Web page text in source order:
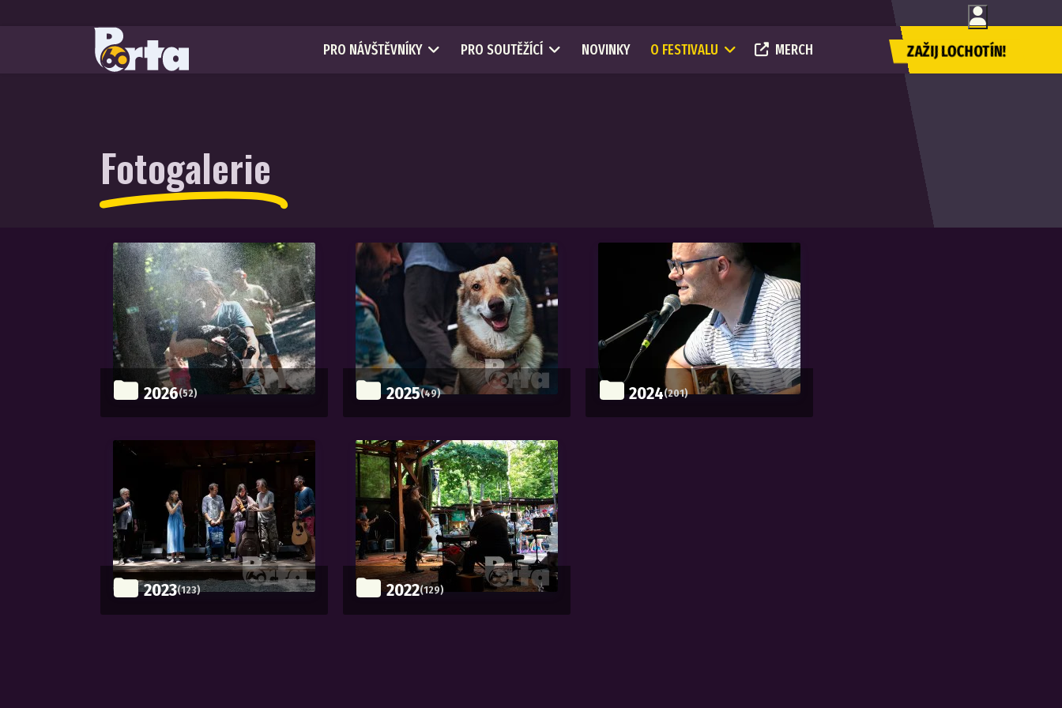
PRO NÁVŠTĚVNÍKY PRO SOUTĚŽÍCÍ NOVINKY O FESTIVALU MERCH ZAŽIJ LOCHOTÍN!
Fotogalerie
2026(52) 2025(49) 2024(201)
2023(123) 2022(129)